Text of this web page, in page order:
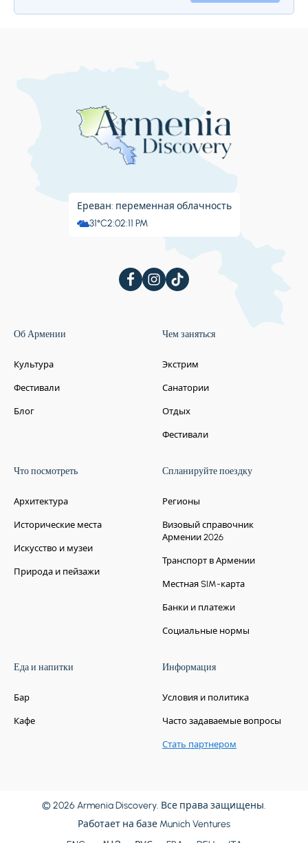
Ереван: переменная облачность
31°C2:02:12 PM
Об Армении
Культура
Фестивали
Блог
Чем заняться
Экстрим
Санатории
Отдых
Фестивали
Что посмотреть
Архитектура
Исторические места
Искусство и музеи
Природа и пейзажи
Спланируйте поездку
Регионы
Визовый справочник
Армении 2026
Транспорт в Армении
Местная SIM-карта
Банки и платежи
Социальные нормы
Еда и напитки
Бар
Кафе
Информация
Условия и политика
Часто задаваемые вопросы
Стать партнером
© 2026 Armenia Discovery. Все права защищены.
Работает на базе Munich Ventures